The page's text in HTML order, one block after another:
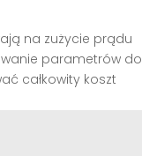
na zużycie prądu
parametrów do
całkowity koszt